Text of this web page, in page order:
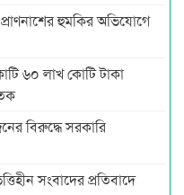
হুমকির অভিযোগে
৬০ লাখ কোটি টাকা
বিরুদ্ধে সরকারি
সংবাদের প্রতিবাদে